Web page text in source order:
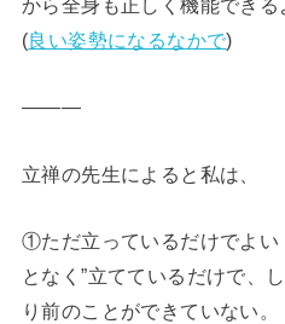
から全身も正しく機能できる
(良い姿勢になるなかで)
―――
立禅の先生によると私は、
①ただ立っているだけでよい
となく”立てているだけで、
り前のことができていない。